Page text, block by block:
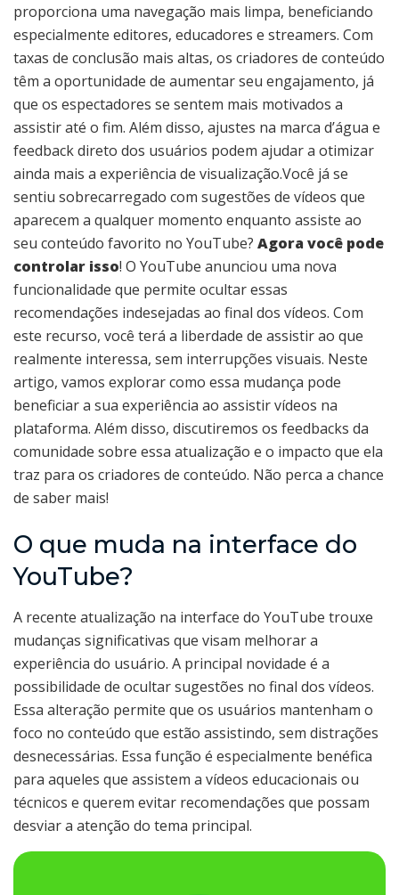
proporciona uma navegação mais limpa, beneficiando
especialmente editores, educadores e streamers. Com
taxas de conclusão mais altas, os criadores de conteúdo
têm a oportunidade de aumentar seu engajamento, já
que os espectadores se sentem mais motivados a
assistir até o fim. Além disso, ajustes na marca d’água e
feedback direto dos usuários podem ajudar a otimizar
ainda mais a experiência de visualização.Você já se
sentiu sobrecarregado com sugestões de vídeos que
aparecem a qualquer momento enquanto assiste ao
seu conteúdo favorito no YouTube? Agora você pode
controlar isso! O YouTube anunciou uma nova
funcionalidade que permite ocultar essas
recomendações indesejadas ao final dos vídeos. Com
este recurso, você terá a liberdade de assistir ao que
realmente interessa, sem interrupções visuais. Neste
artigo, vamos explorar como essa mudança pode
beneficiar a sua experiência ao assistir vídeos na
plataforma. Além disso, discutiremos os feedbacks da
comunidade sobre essa atualização e o impacto que ela
traz para os criadores de conteúdo. Não perca a chance
de saber mais!
O que muda na interface do
YouTube?
A recente atualização na interface do YouTube trouxe
mudanças significativas que visam melhorar a
experiência do usuário. A principal novidade é a
possibilidade de ocultar sugestões no final dos vídeos.
Essa alteração permite que os usuários mantenham o
foco no conteúdo que estão assistindo, sem distrações
desnecessárias. Essa função é especialmente benéfica
para aqueles que assistem a vídeos educacionais ou
técnicos e querem evitar recomendações que possam
desviar a atenção do tema principal.